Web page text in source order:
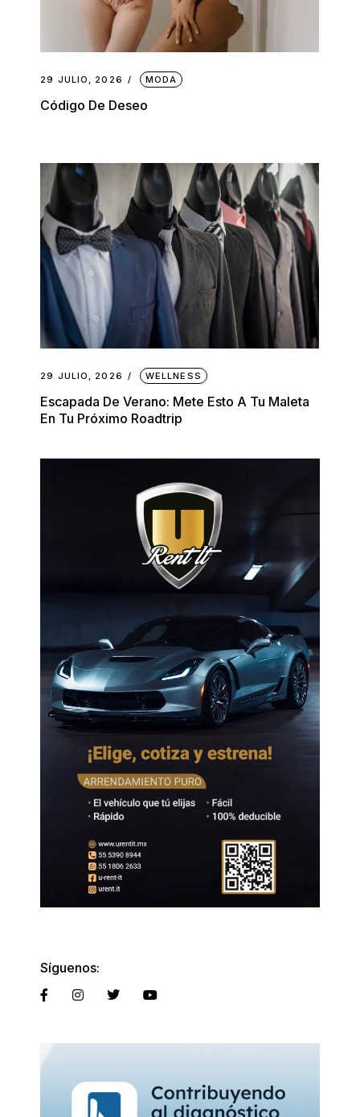
29 JULIO, 2026 MODA
Código De Deseo
29 JULIO, 2026 WELLNESS
Escapada De Verano: Mete Esto A Tu Maleta
En Tu Próximo Roadtrip
Síguenos: